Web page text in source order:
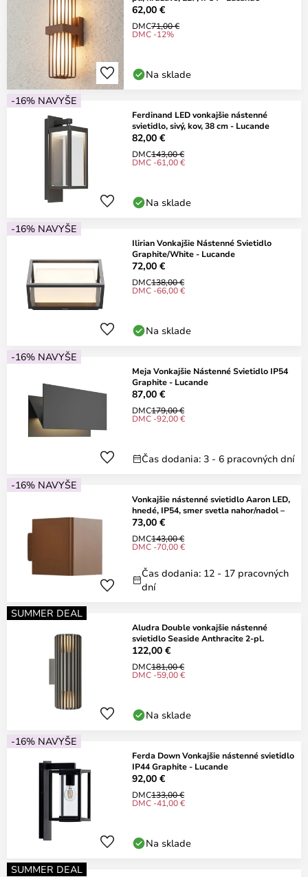
62,00 €
DMC71,00 €
DMC -12%
Na sklade
-16% NAVYŠE
Ferdinand LED vonkajšie nástenné
svietidlo, sivý, kov, 38 cm - Lucande
82,00 €
DMC143,00 €
DMC -61,00 €
Na sklade
-16% NAVYŠE
Ilirian Vonkajšie Nástenné Svietidlo
Graphite/White - Lucande
72,00 €
DMC138,00 €
DMC -66,00 €
Na sklade
-16% NAVYŠE
Meja Vonkajšie Nástenné Svietidlo IP54
Graphite - Lucande
87,00 €
DMC179,00 €
DMC -92,00 €
Čas dodania: 3 - 6 pracovných dní
-16% NAVYŠE
Vonkajšie nástenné svietidlo Aaron LED,
hnedé, IP54, smer svetla nahor/nadol –
73,00 €
DMC143,00 €
DMC -70,00 €
Čas dodania: 12 - 17 pracovných
dní
SUMMER DEAL
Aludra Double vonkajšie nástenné
svietidlo Seaside Anthracite 2-pl.
122,00 €
DMC181,00 €
DMC -59,00 €
Na sklade
-16% NAVYŠE
Ferda Down Vonkajšie nástenné svietidlo
IP44 Graphite - Lucande
92,00 €
DMC133,00 €
DMC -41,00 €
Na sklade
SUMMER DEAL